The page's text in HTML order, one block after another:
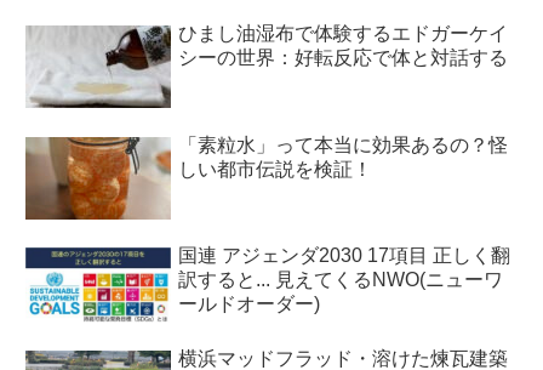
ひまし油湿布で体験するエドガーケイ
シーの世界：好転反応で体と対話する
「素粒水」って本当に効果あるの？怪
しい都市伝説を検証！
国連 アジェンダ2030 17項目 正しく翻
訳すると... 見えてくるNWO(ニューワ
ールドオーダー)
横浜マッドフラッド・溶けた煉瓦建築